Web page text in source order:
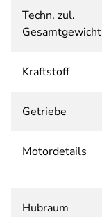
Techn. zul.
Gesamtgewicht
Kraftstoff
Getriebe
Motordetails
Hubraum